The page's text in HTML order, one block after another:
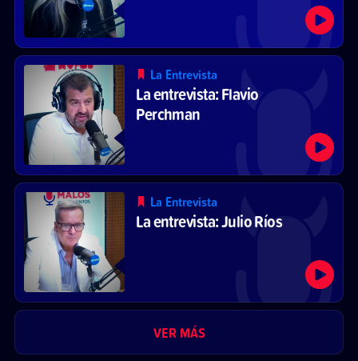
La Entrevista
La entrevista: Flavio
Perchman
La Entrevista
La entrevista: Julio Ríos
VER MÁS